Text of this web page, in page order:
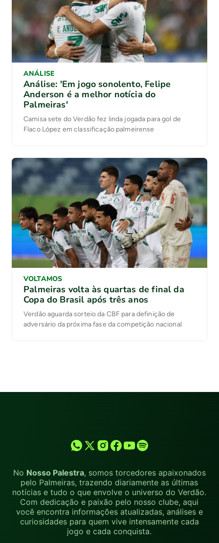
ANÁLISE
Análise: 'Em jogo sonolento, Felipe
Anderson é a melhor notícia do
Palmeiras'
Camisa sete do Verdão fez linda jogada para gol de
Flaco López em classificação palmeirense
VOLTAMOS
Palmeiras volta às quartas de final da
Copa do Brasil após três anos
Verdão aguarda sorteio da CBF para definição de
adversário da próxima fase da competição nacional
No Nosso Palestra, somos torcedores apaixonados
pelo Palmeiras, trazendo diariamente as últimas
notícias e tudo o que envolve o universo do Verdão.
Com dedicação e paixão pelo nosso clube, aqui
você encontra informações atualizadas, análises e
curiosidades para quem vive intensamente cada
jogo e cada conquista.